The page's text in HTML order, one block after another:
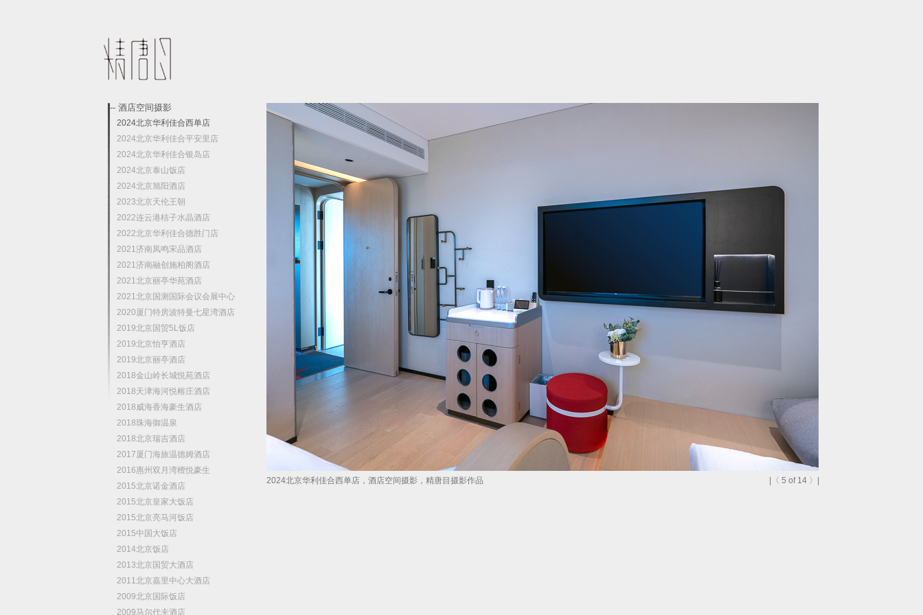
-- 酒店空间摄影
2024北京华利佳合西单店
2024北京华利佳合平安里店
2024北京华利佳合银岛店
2024北京泰山饭店
2024北京旭阳酒店
2023北京天伦王朝
2022连云港桔子水晶酒店
2022北京华利佳合德胜门店
2021济南凤鸣宋品酒店
2021济南融创施柏阁酒店
2021北京丽亭华苑酒店
2021北京国测国际会议会展中心
2020厦门特房波特曼七星湾酒店
2019北京国贸5L饭店
2019北京怡亨酒店
2019北京丽亭酒店
2018金山岭长城悦苑酒店
2018天津海河悦榕庄酒店
2018威海香海豪生酒店
2018珠海御温泉
2018北京瑞吉酒店
2017厦门海旅温德姆酒店
2016惠州双月湾檀悦豪生
2015北京诺金酒店
2015北京皇家大饭店
2015北京亮马河饭店
2015中国大饭店
2014北京饭店
2013北京国贸大酒店
2011北京嘉里中心大酒店
2009北京国际饭店
2009马尔代夫酒店
2024北京华利佳合西单店，酒店空间摄影，精唐目摄影作品 〈 5 of 14 〉